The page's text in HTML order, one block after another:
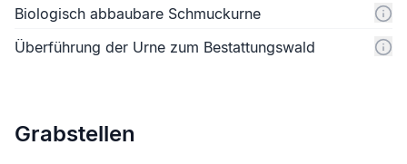
Biologisch abbaubare Schmuckurne
Überführung der Urne zum Bestattungswald
Grabstellen